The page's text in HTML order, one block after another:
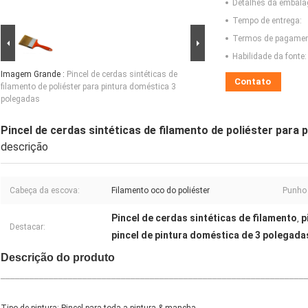
Imagem Grande : Pincel de cerdas sintéticas de
filamento de poliéster para pintura doméstica 3
polegadas
Detalhes da
Tempo de entrega:
Termos de
Habilidade da fonte:
Contato
Pincel de cerdas sintéticas de filamento de poliéster para
descrição
Cabeça da escova: Filamento oco do poliéster
Destacar:
Pincel de cerdas sintéticas de filamento,
pincel de pintura doméstica de 3
Descrição do produto